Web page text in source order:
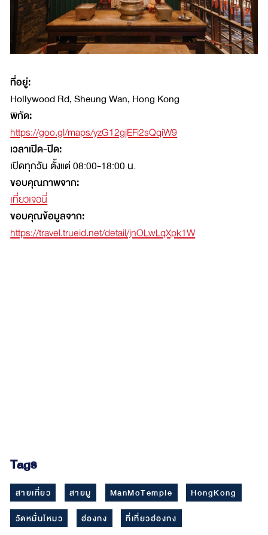
ที่อยู่:
Hollywood Rd, Sheung Wan, Hong Kong
พิกัด:
https://goo.gl/maps/yzG12gjEFi2sQqiW9
เวลาเปิด-ปิด:
เปิดทุกวัน ตั้งแต่ 08:00-18:00 น.
ขอบคุณภาพจาก:
เที่ยวเจอนี่
ขอบคุณข้อมูลจาก:
https://travel.trueid.net/detail/jnOLwLqXpk1W
Tags
สายเที่ยว สายมู ManMoTemple
HongKong
วัดหมั่นโหมว
ฮ่องกง ที่เที่ยวฮ่องกง